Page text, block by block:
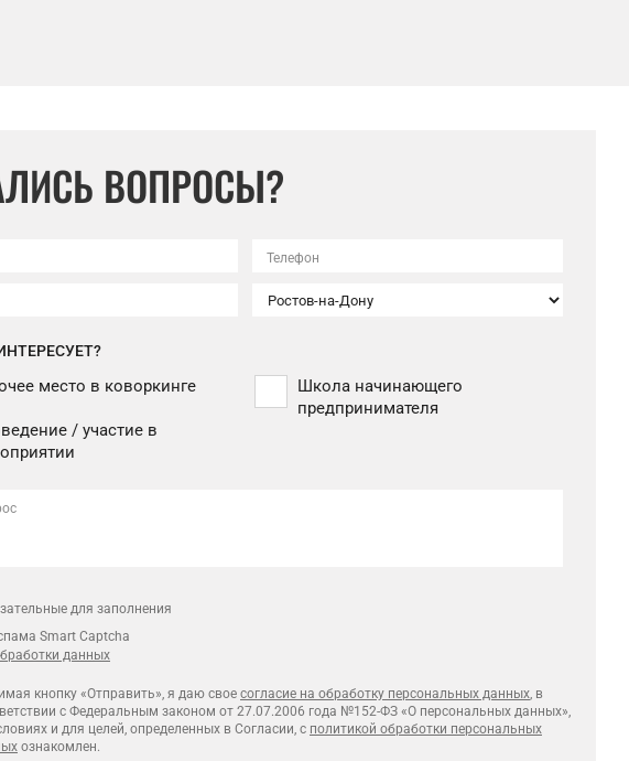
ВОПРОСЫ?
Телефон
место в коворкинге
/ участие в
Школа начинающего
предпринимателя
для заполнения
Smart Captcha
данных
кнопку «Отправить», я даю свое согласие на обработку персональных данных, в
с Федеральным законом от 27.07.2006 года №152-ФЗ «О персональных данных»,
и для целей, определенных в Согласии, с политикой обработки персональных
ознакомлен.